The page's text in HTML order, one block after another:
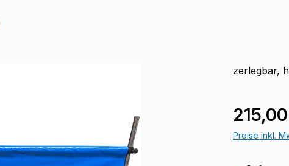
zerlegbar,
Preise inkl.